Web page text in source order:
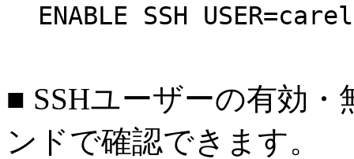
ENABLE SSH
■ SSHユーザーの有効・
ンドで確認できます。